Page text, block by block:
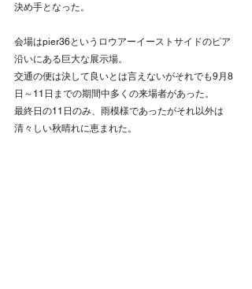
決め手となった。
会場はpier36というロウアーイーストサイドのピア
沿いにある巨大な展示場。
交通の便は決して良いとは言えないがそれでも9月8
日～11日までの期間中多くの来場者があった。
最終日の11日のみ、雨模様であったがそれ以外は
清々しい秋晴れに恵まれた。